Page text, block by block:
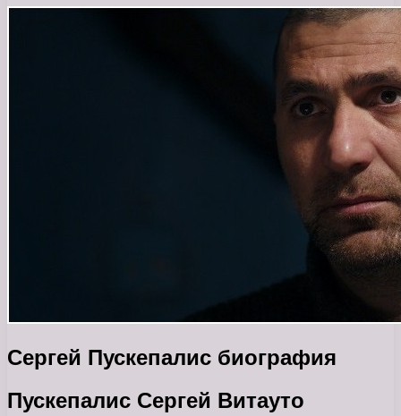
Сергей Пускепалис биография
Пускепалис Сергей Витауто